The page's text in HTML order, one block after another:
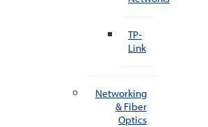
TP-
Link
Networking
& Fiber
Optics